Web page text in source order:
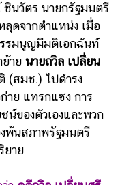
วัตร นายกรัฐมนตรี
ดจากตำแหน่ง เมื่อ
รมนูญมีมติเอกฉันท์
าย นายถวิล เปลี่ยน
(สมช.) ไปดำรง
าย แทรกแซง การ
น์ของตัวเองและพวก
พ้นสภาพรัฐมนตรี
ยาย